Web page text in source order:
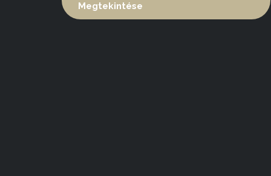
Megtekintése